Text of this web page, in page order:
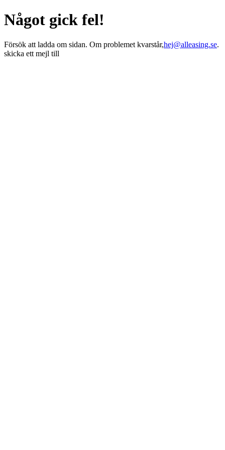
Något gick fel!
Försök att ladda om sidan. Om problemet kvarstår,hej@alleasing.se.
skicka ett mejl till